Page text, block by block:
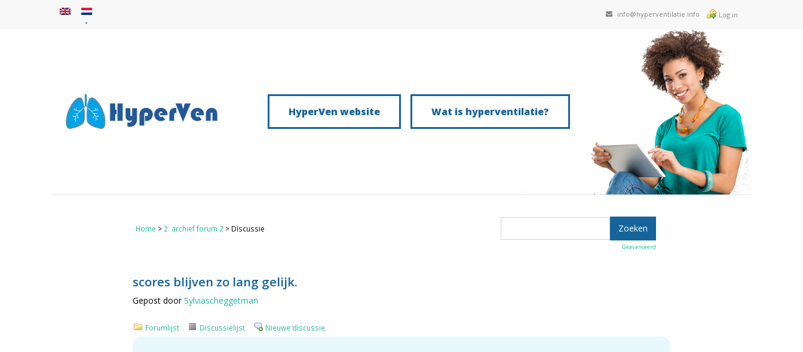
info@hyperventilatie.info Log in
HyperVen website Wat is hyperventilatie?
Home > 2. archief forum 2 > Discussie
Geavanceerd
scores blijven zo lang gelijk.
Gepost doorSylviascheggetman
Forumlijst Discussielijst Nieuwe discussie